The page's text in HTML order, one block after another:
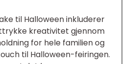
til Halloween inkluderer
kreativitet gjennom
for hele familien og
til Halloween-feiringen.